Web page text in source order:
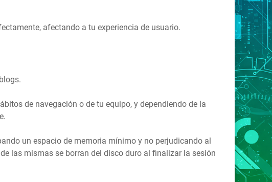
afectando a tu experiencia de usuario.
de navegación o de tu equipo, y dependiendo de la
un espacio de memoria mínimo y no perjudicando al
las mismas se borran del disco duro al finalizar la sesión